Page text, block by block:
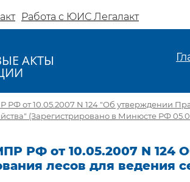
Работа с ЮИС Легалакт
АКТЫ
РФ от 10.05.2007 N 124 "Об утверждении
(Зарегистрировано в Минюсте РФ
РФ от 10.05.2007 N 124
лесов для ведения